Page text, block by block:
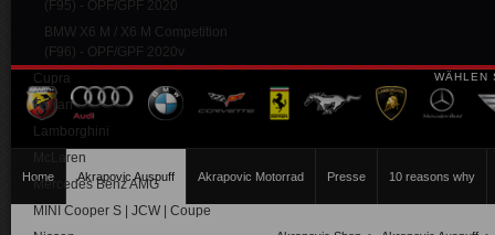
WÄHLEN
Home Akrapovic Auspuff Akrapovic Motorrad Presse 10 reasons why
(F95) - OPF/GPF 2020
BMW X6 M / X6 M Competition
(F96) - OPF/GPF 2020v
Cupra
Ferrari
Lamborghini
McLaren
Mercedes Benz AMG
MINI Cooper S | JCW | Coupe